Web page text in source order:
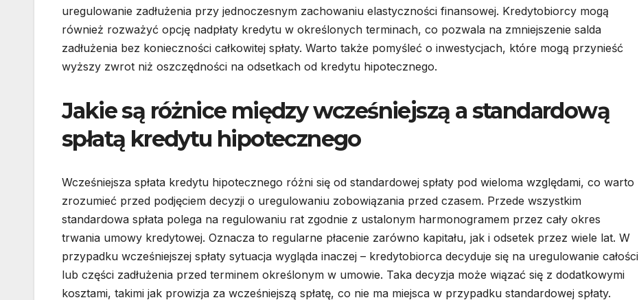
uregulowanie zadłużenia przy jednoczesnym zachowaniu elastyczności finansowej. Kredytobiorcy mogą
również rozważyć opcję nadpłaty kredytu w określonych terminach, co pozwala na zmniejszenie salda
zadłużenia bez konieczności całkowitej spłaty. Warto także pomyśleć o inwestycjach, które mogą przynieść
wyższy zwrot niż oszczędności na odsetkach od kredytu hipotecznego.
Jakie są różnice między wcześniejszą a standardową
spłatą kredytu hipotecznego
Wcześniejsza spłata kredytu hipotecznego różni się od standardowej spłaty pod wieloma względami, co warto
zrozumieć przed podjęciem decyzji o uregulowaniu zobowiązania przed czasem. Przede wszystkim
standardowa spłata polega na regulowaniu rat zgodnie z ustalonym harmonogramem przez cały okres
trwania umowy kredytowej. Oznacza to regularne płacenie zarówno kapitału, jak i odsetek przez wiele lat. W
przypadku wcześniejszej spłaty sytuacja wygląda inaczej – kredytobiorca decyduje się na uregulowanie całości
lub części zadłużenia przed terminem określonym w umowie. Taka decyzja może wiązać się z dodatkowymi
kosztami, takimi jak prowizja za wcześniejszą spłatę, co nie ma miejsca w przypadku standardowej spłaty.